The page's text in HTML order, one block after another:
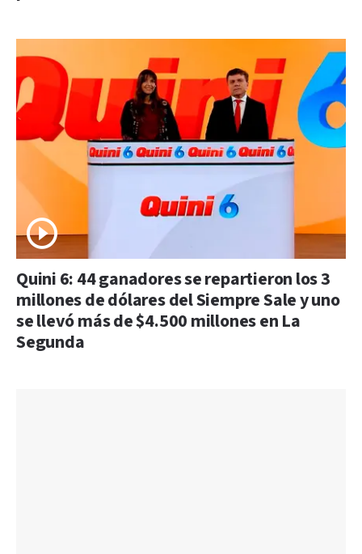
Quini 6: 44 ganadores se repartieron los 3
millones de dólares del Siempre Sale y uno
se llevó más de $4.500 millones en La
Segunda